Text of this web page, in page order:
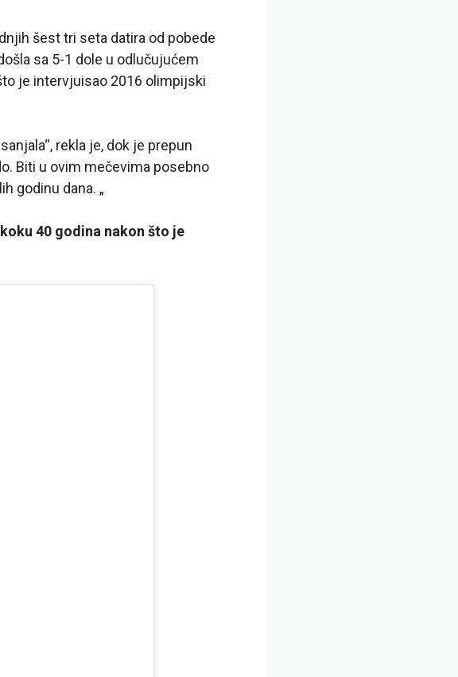
šest tri seta datira od pobede
sa 5-1 dole u odlučujućem
je intervjuisao 2016 olimpijski
rekla je, dok je prepun
Biti u ovim mečevima posebno
godinu dana. „
40 godina nakon što je